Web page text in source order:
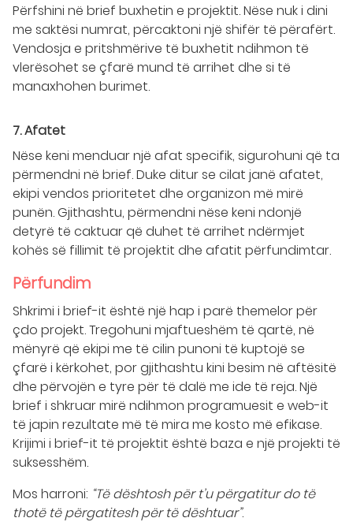
Përfshini në brief buxhetin e projektit. Nëse nuk i dini
me saktësi numrat, përcaktoni një shifër të përafërt.
Vendosja e pritshmërive të buxhetit ndihmon të
vlerësohet se çfarë mund të arrihet dhe si të
manaxhohen burimet.
7. Afatet
Nëse keni menduar një afat specifik, sigurohuni që ta
përmendni në brief. Duke ditur se cilat janë afatet,
ekipi vendos prioritetet dhe organizon më mirë
punën. Gjithashtu, përmendni nëse keni ndonjë
detyrë të caktuar që duhet të arrihet ndërmjet
kohës së fillimit të projektit dhe afatit përfundimtar.
Përfundim
Shkrimi i brief-it është një hap i parë themelor për
çdo projekt. Tregohuni mjaftueshëm të qartë, në
mënyrë që ekipi me të cilin punoni të kuptojë se
çfarë i kërkohet, por gjithashtu kini besim në aftësitë
dhe përvojën e tyre për të dalë me ide të reja. Një
brief i shkruar mirë ndihmon programuesit e web-it
të japin rezultate më të mira me kosto më efikase.
Krijimi i brief-it të projektit është baza e një projekti të
suksesshëm.
Mos harroni: “Të dështosh për t’u përgatitur do të
thotë të përgatitesh për të dështuar”.